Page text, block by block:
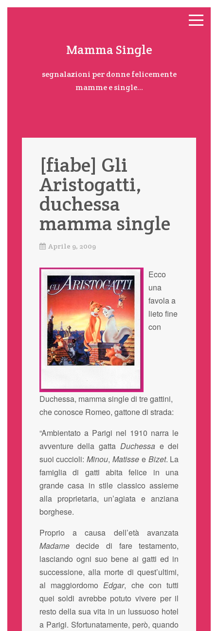
Mamma Single
segnalazioni per donne felicemente
mamme e single...
[fiabe] Gli
Aristogatti,
duchessa
mamma single
Aprile 9, 2009
Ecco
una
favola a
lieto fine
con
Duchessa, mamma single di tre gattini,
che conosce Romeo, gattone di strada:
“Ambientato a Parigi nel 1910 narra le
avventure della gatta Duchessae dei
suoi cuccioli:Minou, Matisse e Bizet. La
famiglia di gatti abita felice in una
grande casa in stile classico assieme
alla proprietaria, un’agiata e anziana
borghese.
Proprio a causa dell’età avanzata
Madamedecide di fare testamento,
lasciando ogni suo bene ai gatti ed in
successione, alla morte di quest’ultimi,
al maggiordomoEdgar, che con tutti
quei soldi avrebbe potuto vivere per il
resto della sua vita in un lussuoso hotel
a Parigi. Sfortunatamente, però, quando